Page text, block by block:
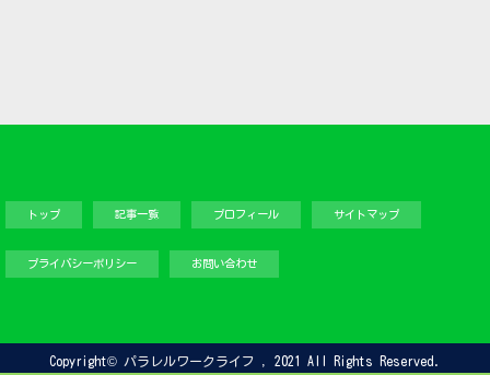
トップ 記事一覧 プロフィール サイトマップ
プライバシーポリシー お問い合わせ
Copyright© パラレルワークライフ , 2021 All Rights Reserved.